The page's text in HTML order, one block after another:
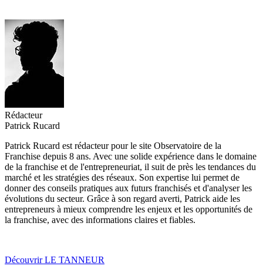
Rédacteur
Patrick Rucard
Patrick Rucard est rédacteur pour le site Observatoire de la
Franchise depuis 8 ans. Avec une solide expérience dans le domaine
de la franchise et de l'entrepreneuriat, il suit de près les tendances du
marché et les stratégies des réseaux. Son expertise lui permet de
donner des conseils pratiques aux futurs franchisés et d'analyser les
évolutions du secteur. Grâce à son regard averti, Patrick aide les
entrepreneurs à mieux comprendre les enjeux et les opportunités de
la franchise, avec des informations claires et fiables.
Découvrir LE TANNEUR